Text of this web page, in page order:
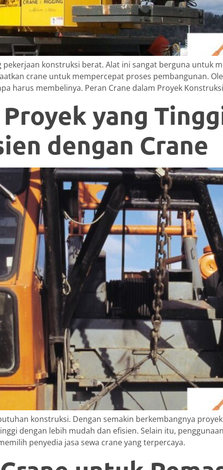
konstruksi berat. Alat ini sangat berguna untuk
crane untuk mempercepat proses pembangunan.
harus membelinya. Peran Crane dalam Proyek
yang
dengan Crane
konstruksi. Dengan semakin berkembangnya
dengan lebih mudah dan efisien. Selain itu,
penyedia jasa sewa crane yang terpercaya.